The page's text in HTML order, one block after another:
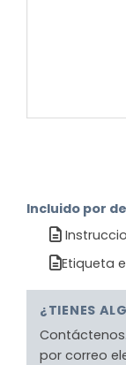
Incluido por
Etiqueta
¿TIENES
por correo